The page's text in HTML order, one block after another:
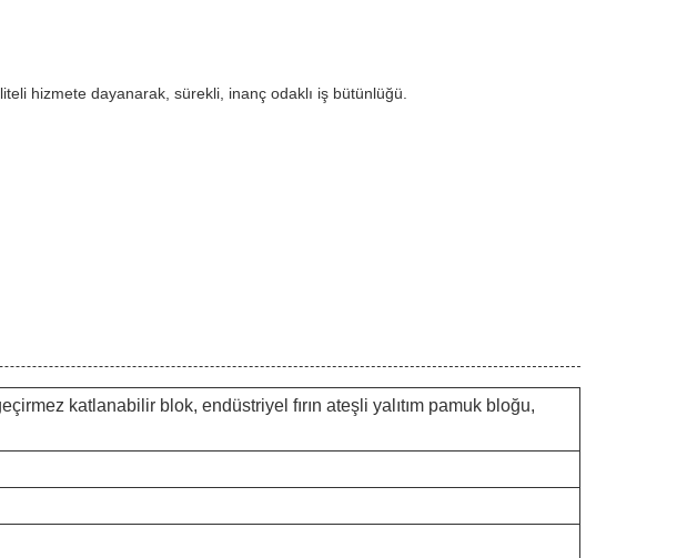
hizmete dayanarak, sürekli, inanç odaklı iş bütünlüğü.
katlanabilir blok, endüstriyel fırın ateşli yalıtım pamuk bloğu,